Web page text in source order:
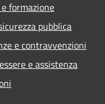
formazione
pubblica
e contravvenzioni
e assistenza